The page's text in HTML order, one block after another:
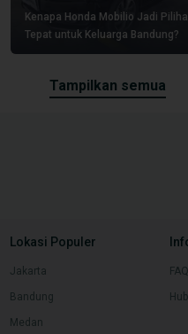
Kenapa Honda Mobilio Jadi
Tepat untuk Keluarga Bandung?
tampilkan semua
Lokasi Populer
Jakarta
Bandung
Medan
FAQ